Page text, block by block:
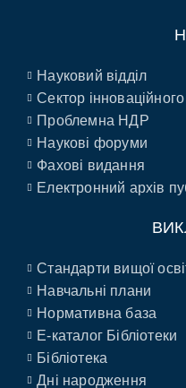
Науковий відділ
Сектор
Проблемна НДР
Наукові форуми
Фахові видання
Електронний архів
Стандарти вищої
Навчальні плани
Нормативна база
E-каталог Бібліотеки
Бібліотека
Дні народження